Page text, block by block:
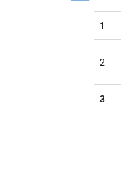
1
2
3